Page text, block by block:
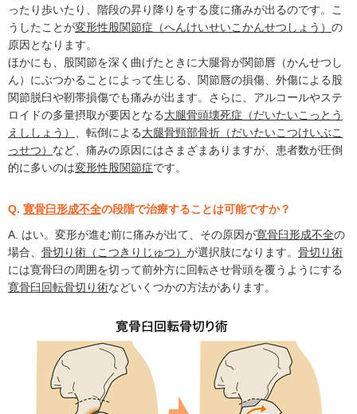
ったり歩いたり、階段の昇り降りをする度に痛みが出るのです。こ
うしたことが変形性股関節症（へんけいせいこかんせつしょう） の
原因となります。
ほかにも、股関節を深く曲げたときに大腿骨が関節唇（かんせつし
ん）にぶつかることによって生じる、関節唇の損傷、外傷による股
関節脱臼や靭帯損傷でも痛みが出ます。さらに、アルコールやステ
ロイドの多量摂取が要因となる大腿骨頭壊死症（だいたいこっとう
えししょう）
、転倒による大腿骨頸部骨折（だいたいこつけいぶこ
っせつ） など、痛みの原因にはさまざまありますが、患者数が圧倒
的に多いのは変形性股関節症です。
Q. 寛骨臼形成不全の段階で治療することは可能ですか？
A. はい。変形が進む前に痛みが出て、その原因が寛骨臼形成不全の
場合、 骨切り術（こつきりじゅつ） が選択肢になります。 骨切り術
には寛骨臼の周囲を切って前外方に回転させ骨頭を覆うようにする
寛骨臼回転骨切り術などいくつかの方法があります。